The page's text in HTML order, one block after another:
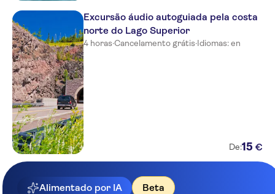
Excursão áudio autoguiada pela costa
norte do Lago Superior
4 horas·Cancelamento grátis·Idiomas: en
De:15 €
Alimentado por IA Beta